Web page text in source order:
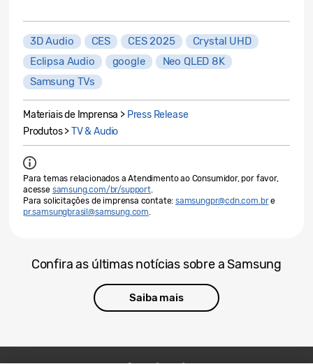
3D Audio CES CES 2025
Crystal UHD
Eclipsa Audio
google
Neo QLED 8K
Samsung TVs
Materiais de Imprensa > Press Release
Produtos >TV & Audio
Para temas relacionados a Atendimento ao Consumidor, por favor,
acesse samsung.com/br/support.
Para solicitações de imprensa contate: samsungpr@cdn.com.bre
pr.samsungbrasil@samsung.com.
Confira as últimas notícias sobre a Samsung
Saiba mais